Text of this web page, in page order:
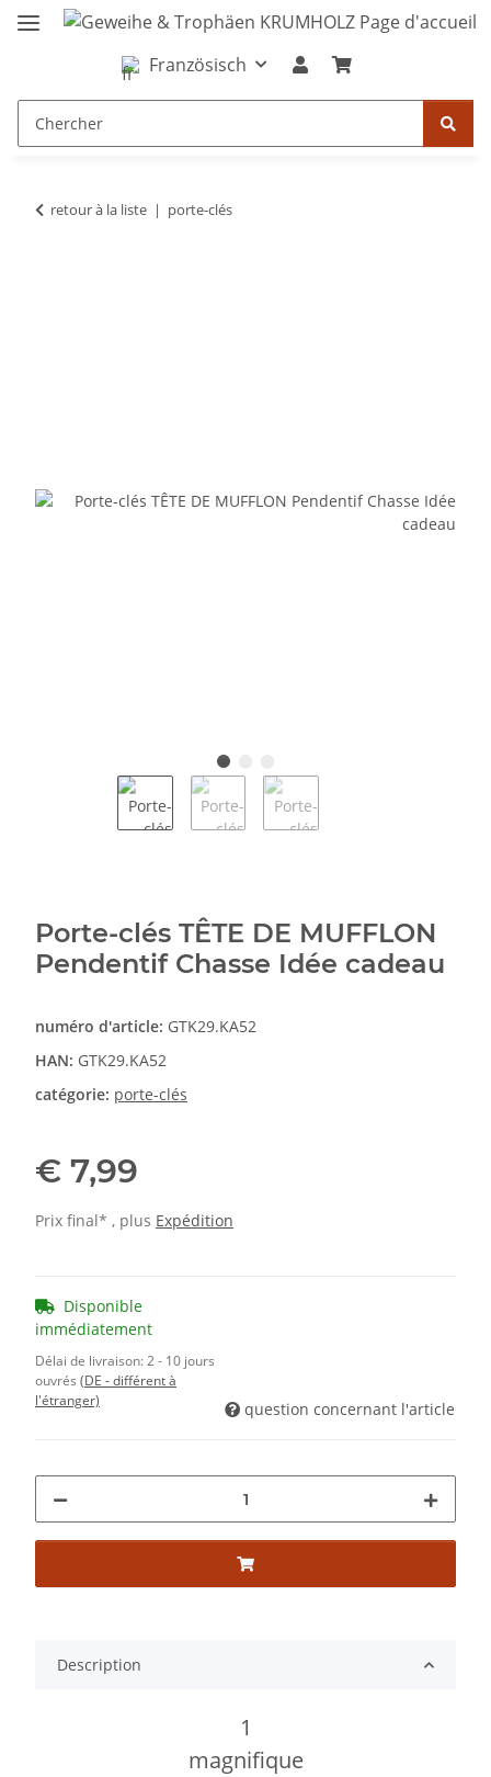
Französisch
retour à la liste porte-clés
Porte-clés TÊTE DE MUFFLON
Pendentif Chasse Idée cadeau
numéro d'article: GTK29.KA52
HAN: GTK29.KA52
catégorie: porte-clés
€ 7,99
Prix final* , plus Expédition
Disponible
immédiatement
Délai de livraison:2 - 10 jours
ouvrés (DE - différent à
l'étranger)
question concernant l'article
Description
1
magnifique